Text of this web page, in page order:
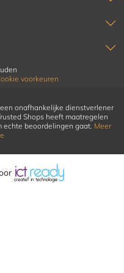
voorkeuren
onafhankelijke dienstverlener
Shops heeft maatregelen
echte beoordelingen gaat. Meer